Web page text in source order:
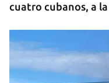
cuatro cubanos, a